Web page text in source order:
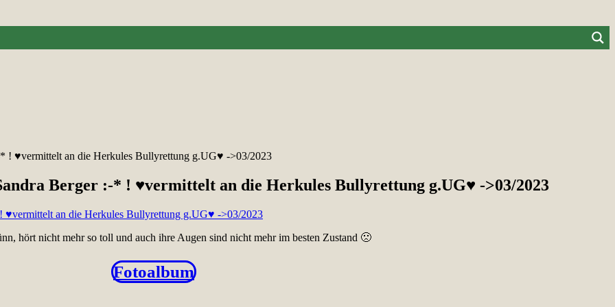
! ♥vermittelt an die Herkules Bullyrettung g.UG♥ ->03/2023
Berger :-* ! ♥vermittelt an die Herkules Bullyrettung g.UG♥ ->03/2023
hört nicht mehr so toll und auch ihre Augen sind nicht mehr im besten Zustand 🙁
Fotoalbum